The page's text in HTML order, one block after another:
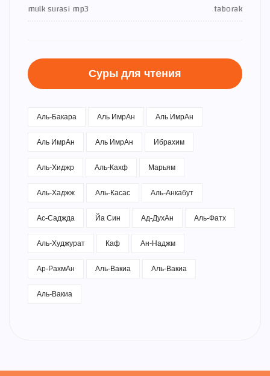
mulk surasi mp3
taborak
Суры для чтения
Аль-Бакара Аль ИмрАн
Аль ИмрАн
Аль ИмрАн
Аль ИмрАн
Ибрахим
Аль-Хиджр
Аль-Кахф
Марьям
Аль-Хаджж
Аль-Касас
Аль-Анкабут
Ас-Саджда
Йа Син Ад-ДухАн
Аль-Фатх
Аль-Худжурат
Каф
Ан-Наджм
Ар-РахмАн
Аль-Вакиа
Аль-Вакиа
Аль-Вакиа